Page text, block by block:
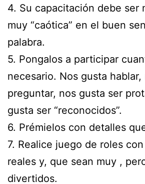
4. Su capacitación debe ser
muy “caótica” en el buen
palabra.
5. Pongalos a participar
necesario. Nos gusta hablar,
preguntar, nos gusta ser
gusta ser “reconocidos”.
6. Prémielos con detalles
7. Realice juego de roles
reales y, que sean muy ,
divertidos.